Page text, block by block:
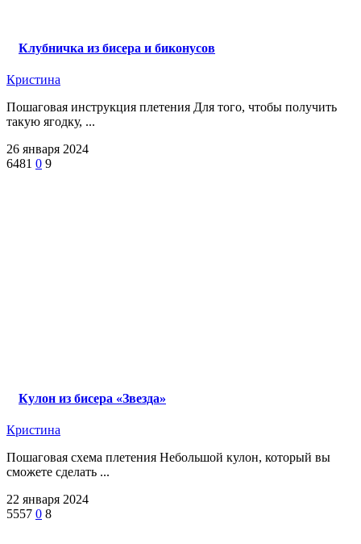
Клубничка из бисера и биконусов
Кристина
Пошаговая инструкция плетения Для того, чтобы получить
такую ягодку, ...
26 января 2024
6481 0 9
Кулон из бисера «Звезда»
Кристина
Пошаговая схема плетения Небольшой кулон, который вы
сможете сделать ...
22 января 2024
5557 0 8